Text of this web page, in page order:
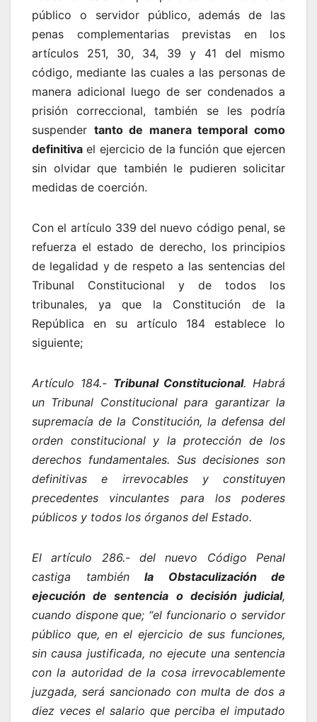
público o servidor público, además de las
penas complementarias previstas en los
artículos 251, 30, 34, 39 y 41 del mismo
código, mediante las cuales a las personas de
manera adicional luego de ser condenados a
prisión correccional, también se les podría
suspender tanto de manera temporal como
definitiva el ejercicio de la función que ejercen
sin olvidar que también le pudieren solicitar
medidas de coerción.
Con el artículo 339 del nuevo código penal, se
refuerza el estado de derecho, los principios
de legalidad y de respeto a las sentencias del
Tribunal Constitucional y de todos los
tribunales, ya que la Constitución de la
República en su artículo 184 establece lo
siguiente;
Artículo 184.- Tribunal Constitucional. Habrá
un Tribunal Constitucional para garantizar la
supremacía de la Constitución, la defensa del
orden constitucional y la protección de los
derechos fundamentales. Sus decisiones son
definitivas e irrevocables y constituyen
precedentes vinculantes para los poderes
públicos y todos los órganos del Estado.
El artículo 286.- del nuevo Código Penal
castiga también la Obstaculización de
ejecución de sentencia o decisión judicial,
cuando dispone que; “el funcionario o servidor
público que, en el ejercicio de sus funciones,
sin causa justificada, no ejecute una sentencia
con la autoridad de la cosa irrevocablemente
juzgada, será sancionado con multa de dos a
diez veces el salario que perciba el imputado